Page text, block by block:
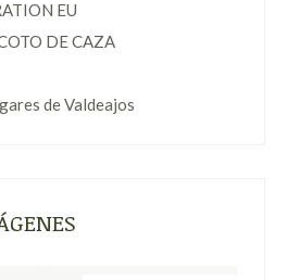
EU
DE CAZA
de Valdeajos